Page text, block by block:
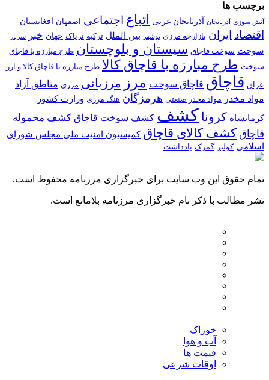
برچسب ها
آتش سوزی آذربایجان آذربایجان غربی اتباع اجتماعی اصفهان افغانستان
اقتصاد ایران بازارچه مرزی بوشهر بین الملل ترکیه تریاک جهان خبر سرباز
سوخت سوخت قاچاق سیستان و بلوچستان طرح مبارزه با قاچاق
سوخت طرح مبارزه با قاچاق کالا طرح مبارزه با قاچاق کالا و ارز
عراق قاچاق قاچاق سوخت مرز مرزبانی مرزی مناطق آزاد
مواد مخدر
مواد مخدر صنعتی هرمزگان هنگ مرزی وزارت کشور
کرمانشاه کرونا کشف کشف سوخت قاچاق کشف محموله
قاچاق کشف کالای قاچاق کمیسیون امنیت ملی مجلس شورای
اسلامی کولبر گمرک یادداشت
تمام حقوق این وب سایت برای خبرگزاری مرزنامه محفوظ است.
نشر مطالب با ذکر نام خبرگزاری مرزنامه بلامانع است.
خوراک
آب و هوا
قیمت ها
اوقات شرعی